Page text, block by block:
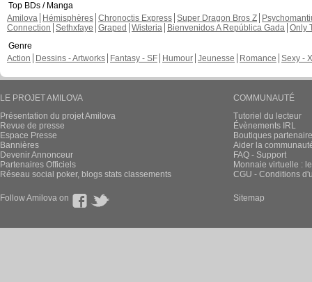
Top BDs / Manga
Amilova
Hémisphères Chronoctis Express Super Dragon Bros Z
Connection Sethxfaye Graped Wisteria Bienvenidos A República Gada Only
Genre
Action
Dessins - Artworks Fantasy - SF Humour Jeunesse Romance Sexy -
LE PROJET AMILOVA
Présentation du projet Amilova
Revue de presse
Espace Presse
Bannières
Devenir Annonceur
Partenaires Officiels
Réseau social poker, blogs stats classements
COMMUNAUTÉ
Tutoriel du lecteur
Évènements IRL
Boutiques
Aider la
FAQ - Support
Monnaie virtuelle :
CGU - Conditions
Follow Amilova on Sitemap